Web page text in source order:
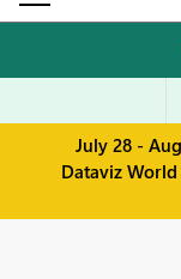
July 28 -
Dataviz